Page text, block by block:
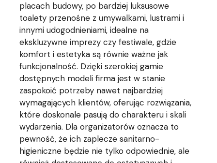
placach budowy, po bardziej luksusowe
toalety przenośne z umywalkami, lustrami i
innymi udogodnieniami, idealne na
ekskluzywne imprezy czy festiwale, gdzie
komfort i estetyka są równie ważne jak
funkcjonalność. Dzięki szerokiej gamie
dostępnych modeli firma jest w stanie
zaspokoić potrzeby nawet najbardziej
wymagających klientów, oferując rozwiązania,
które doskonale pasują do charakteru i skali
wydarzenia. Dla organizatorów oznacza to
pewność, że ich zaplecze sanitarno-
higieniczne będzie nie tylko odpowiednie, ale